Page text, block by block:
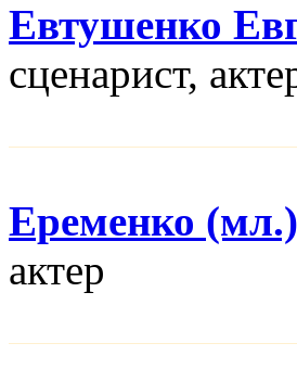
Евтушенко
сценарист,
Еременко
актер